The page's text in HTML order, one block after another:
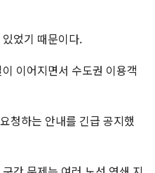
었기 때문이다.
이어지면서 수도권 이용객
청하는 안내를 긴급 공지했